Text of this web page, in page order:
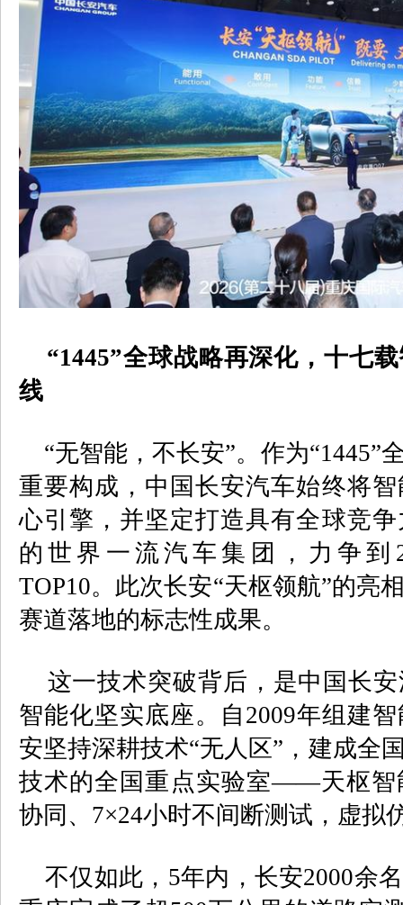
“1445”全球战略再深化，十七
线
“无智能，不长安”。作为“1445”
重要构成，中国长安汽车始终将
心引擎，并坚定打造具有全球竞
的世界一流汽车集团，力争到
TOP10。此次长安“天枢领航”的亮
赛道落地的标志性成果。
这一技术突破背后，是中国长安
智能化坚实底座。自 2009年组建
安坚持深耕技术“无人区”，建成全
技术的全国重点实验室——天枢智
协同、 7×24小时不间断测试，虚拟
不仅如此， 5年内，长安2000余